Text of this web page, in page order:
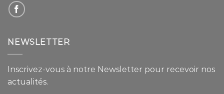
NEWSLETTER
Inscrivez-vous à notre Newsletter pour recevoir nos
actualités.